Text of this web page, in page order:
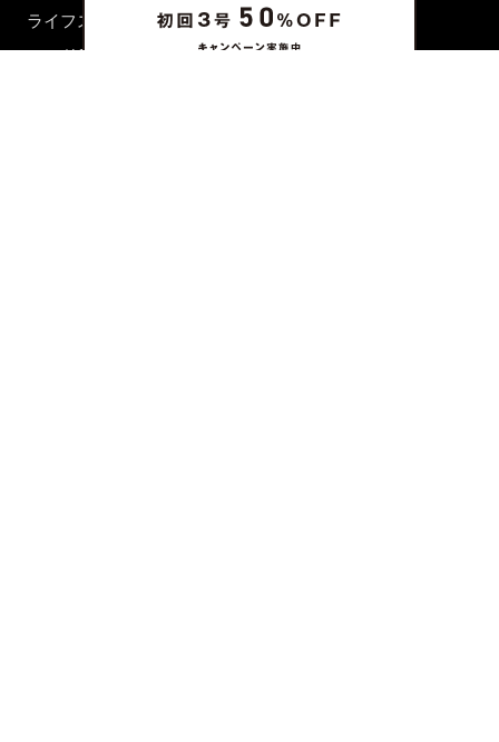
ライフスタイル
フード&ドリンク